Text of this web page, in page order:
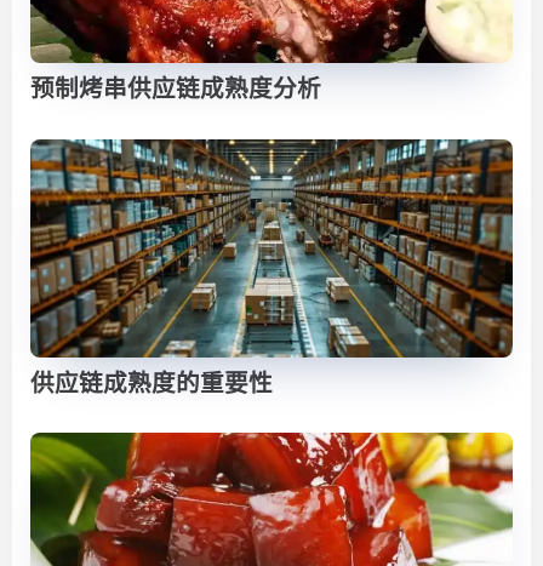
预制烤串供应链成熟度分析
供应链成熟度的重要性